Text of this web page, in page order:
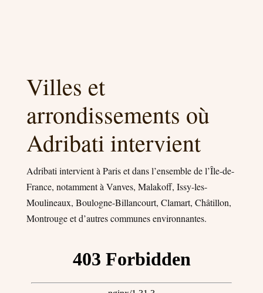
Villes et
arrondissements où
Adribati intervient
Adribati intervient à Paris et dans l’ensemble de l’Île-de-
France, notamment à Vanves, Malakoff, Issy-les-
Moulineaux, Boulogne-Billancourt, Clamart, Châtillon,
Montrouge et d’autres communes environnantes.